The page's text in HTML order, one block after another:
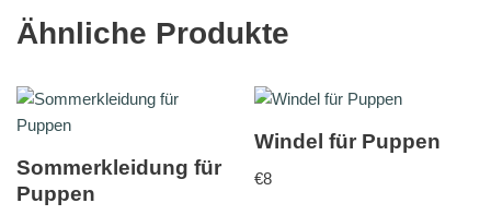
Ähnliche Produkte
Sommerkleidung für
Puppen
Windel für Puppen
€8